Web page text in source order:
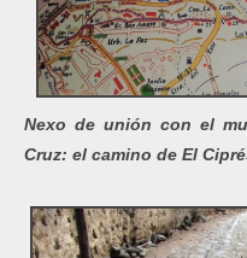
Nexo de unión con el
Cruz: el camino de El